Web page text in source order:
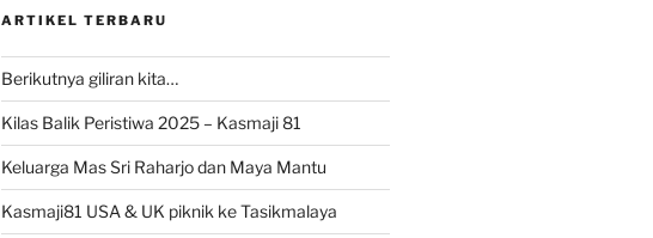
ARTIKEL TERBARU
Berikutnya giliran kita…
Kilas Balik Peristiwa 2025 – Kasmaji 81
Keluarga Mas Sri Raharjo dan Maya Mantu
Kasmaji81 USA & UK piknik ke Tasikmalaya